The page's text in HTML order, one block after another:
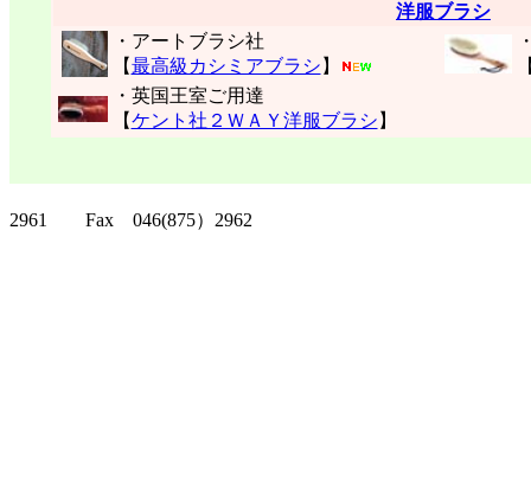
洋服ブラシ
・アートブラシ社
【最高級カシミアブラシ 】
・英国王室ご用達
【ケント社２ＷＡＹ洋服ブラシ 】
2961 Fax 046(875）2962